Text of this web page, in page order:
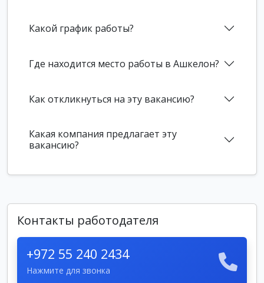
Какой график работы?
Где находится место работы в Ашкелон?
Как откликнуться на эту вакансию?
Какая компания предлагает эту
вакансию?
Контакты работодателя
+972 55 240 2434
Нажмите для звонка